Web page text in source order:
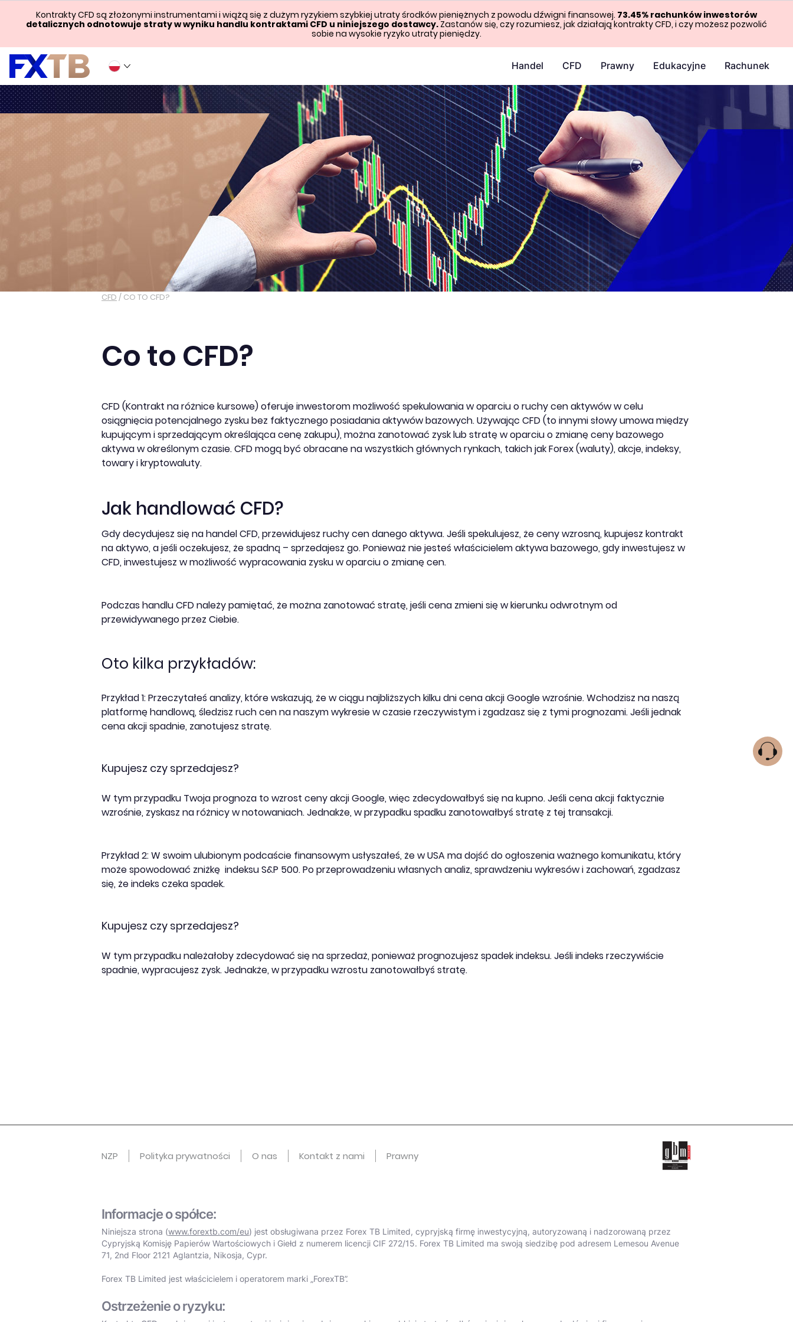
Handel CFD Prawny Edukacyjne Rachunek
CFD / CO TO CFD?
Co to CFD?
CFD (Kontrakt na różnice kursowe) oferuje inwestorom możliwość spekulowania w oparciu o ruchy cen aktywów w celu
osiągnięcia potencjalnego zysku bez faktycznego posiadania aktywów bazowych. Używając CFD (to innymi słowy umowa między
kupującym i sprzedającym określająca cenę zakupu), można zanotować zysk lub stratę w oparciu o zmianę ceny bazowego
aktywa w określonym czasie. CFD mogą być obracane na wszystkich głównych rynkach, takich jak Forex (waluty), akcje, indeksy,
towary i kryptowaluty.
Jak handlować CFD?
Gdy decydujesz się na handel CFD, przewidujesz ruchy cen danego aktywa. Jeśli spekulujesz, że ceny wzrosną, kupujesz kontrakt
na aktywo, a jeśli oczekujesz, że spadną – sprzedajesz go. Ponieważ nie jesteś właścicielem aktywa bazowego, gdy inwestujesz w
CFD, inwestujesz w możliwość wypracowania zysku w oparciu o zmianę cen.
Podczas handlu CFD należy pamiętać, że można zanotować stratę, jeśli cena zmieni się w kierunku odwrotnym od
przewidywanego przez Ciebie.
Oto kilka przykładów:
Przykład 1: Przeczytałeś analizy, które wskazują, że w ciągu najbliższych kilku dni cena akcji Google wzrośnie. Wchodzisz na naszą
platformę handlową, śledzisz ruch cen na naszym wykresie w czasie rzeczywistym i zgadzasz się z tymi prognozami. Jeśli jednak
cena akcji spadnie, zanotujesz stratę.
Kupujesz czy sprzedajesz?
W tym przypadku Twoja prognoza to wzrost ceny akcji Google, więc zdecydowałbyś się na kupno. Jeśli cena akcji faktycznie
wzrośnie, zyskasz na różnicy w notowaniach. Jednakże, w przypadku spadku zanotowałbyś stratę z tej transakcji.
Przykład 2: W swoim ulubionym podcaście finansowym usłyszałeś, że w USA ma dojść do ogłoszenia ważnego komunikatu, który
może spowodować zniżkę indeksu S&P 500. Po przeprowadzeniu własnych analiz, sprawdzeniu wykresów i zachowań, zgadzasz
się, że indeks czeka spadek.
Kupujesz czy sprzedajesz?
W tym przypadku należałoby zdecydować się na sprzedaż, ponieważ prognozujesz spadek indeksu. Jeśli indeks rzeczywiście
spadnie, wypracujesz zysk. Jednakże, w przypadku wzrostu zanotowałbyś stratę.
NZP Polityka prywatności O nas Kontakt z nami Prawny
Informacje o spółce:
Niniejsza strona (www.forextb.com/eu) jest obsługiwana przez Forex TB Limited, cypryjską firmę inwestycyjną, autoryzowaną i nadzorowaną przez
Cypryjską Komisję Papierów Wartościowych i Giełd z numerem licencji CIF 272/15. Forex TB Limited ma swoją siedzibę pod adresem Lemesou Avenue
71, 2nd Floor 2121 Aglantzia, Nikosja, Cypr.
Forex TB Limited jest właścicielem i operatorem marki „ForexTB”.
Ostrzeżenie o ryzyku:
Kontrakty CFD są złożonymi instrumentami i wiążą się z dużym ryzykiem szybkiej utraty środków pieniężnych z powodu dźwigni finansowej. 73.45% rachunków inwestorów
detalicznych odnotowuje straty w wyniku handlu kontraktami CFD u niniejszego dostawcy. Zastanów się, czy rozumiesz, jak działają kontrakty CFD, i czy możesz pozwolić
sobie na wysokie ryzyko utraty pieniędzy.